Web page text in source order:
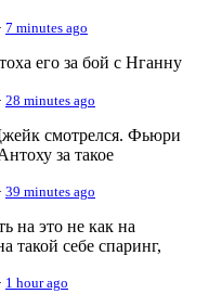
· 7 minutes ago
его за бой с Нганну
· 28 minutes ago
смотрелся. Фьюри
за такое
· 39 minutes ago
на это не как на
такой себе спаринг,
· 1 hour ago